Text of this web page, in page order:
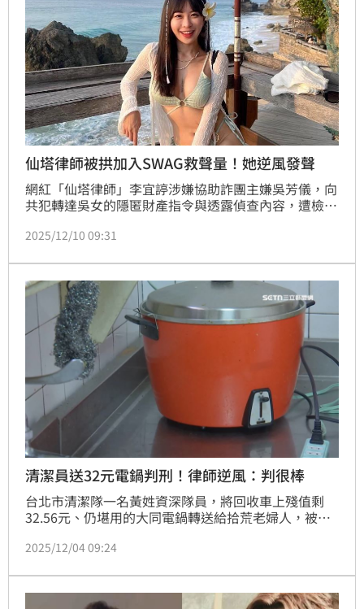
仙塔律師被拱加入SWAG救聲量！她逆風發聲
網紅「仙塔律師」李宜諪涉嫌協助詐團主嫌吳芳儀，向
共犯轉達吳女的隱匿財產指令與透露偵查內容，遭檢方
庭，改口全部認罪，被不少喊話加入成人平台SWAG。
點憤怒」。
2025/12/10 09:31
清潔員送32元電鍋判刑！律師逆風：判很棒
台北市清潔隊一名黃姓資深隊員，將回收車上殘值剩
32.56元、仍堪用的大同電鍋轉送給拾荒老婦人，被檢
判，有期徒刑3個月、緩刑2年、褫奪公權1年。對此，
法官多數難以形成無罪結果，「貪污治罪條例」屬重
罪，緩刑已是能做到的最大限度。
2025/12/04 09:24